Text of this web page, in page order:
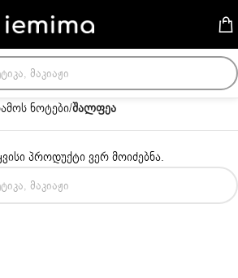
ნოტები/შალფეა
პროდუქტი ვერ მოიძებნა.